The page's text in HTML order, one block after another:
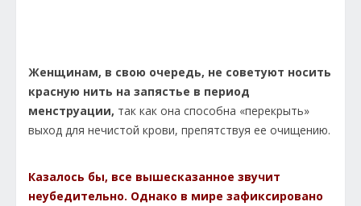
Женщинам, в свою очередь, не советуют носить
красную нить на запястье в период
менструации, так как она способна «перекрыть»
выход для нечистой крови, препятствуя ее очищению.
Казалось бы, все вышесказанное звучит
неубедительно. Однако в мире зафиксировано